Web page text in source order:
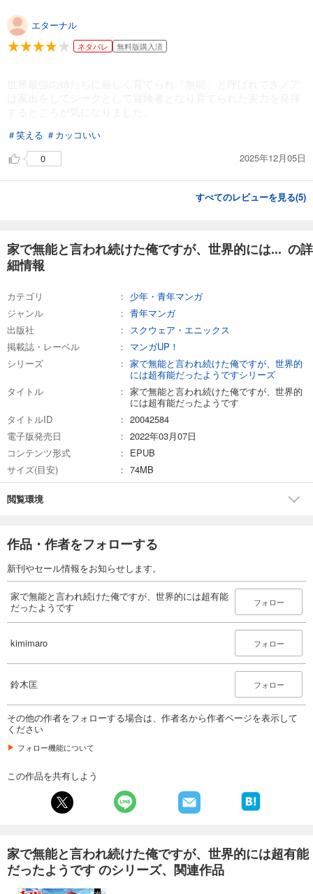
エターナル
ネタバレ 無料版購入済
＃笑える ＃カッコいい
0
2025年12月05日
すべてのレビューを見る(5)
家で無能と言われ続けた俺ですが、世界的には... の詳
細情報
カテゴリ
少年・青年マンガ
ジャンル
青年マンガ
出版社
スクウェア・エニックス
掲載誌・レーベル
マンガUP！
シリーズ
家で無能と言われ続けた俺ですが、世界的
には超有能だったようですシリーズ
タイトル
家で無能と言われ続けた俺ですが、世界的
には超有能だったようです
タイトルID
20042584
電子版発売日
2022年03月07日
コンテンツ形式
EPUB
サイズ(目安)
74MB
閲覧環境
作品・作者をフォローする
新刊やセール情報をお知らせします。
家で無能と言われ続けた俺ですが、世界的には超有能
だったようです
フォロー
kimimaro フォロー
鈴木匡 フォロー
その他の作者をフォローする場合は、作者名から作者ページを表示して
ください
フォロー機能について
この作品を共有しよう
家で無能と言われ続けた俺ですが、世界的には超有能
だったようです のシリーズ、関連作品